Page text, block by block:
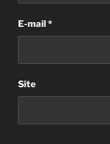
E-mail*
Site